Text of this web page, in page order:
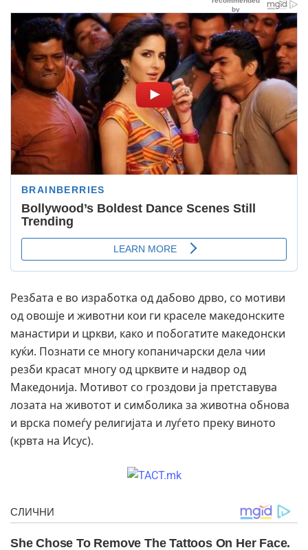
Резбата е во изработка од дабово дрво, со мотиви
од овошје и животни кои ги краселе македонските
манастири и цркви, како и побогатите македонски
куќи. Познати се многу копаничарски дела чии
резби красат многу од црквите и надвор од
Македонија. Мотивот со гроздови ја претставува
лозата на животот и симболика за животна обнова
и врска помеѓу религијата и луѓето преку виното
(крвта на Исус).